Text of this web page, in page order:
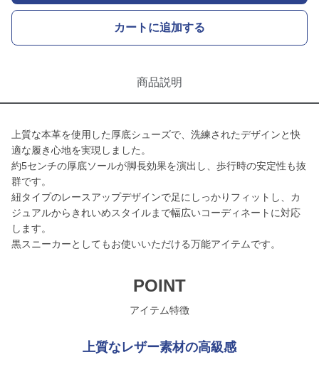
カートに追加する
商品説明
上質な本革を使用した厚底シューズで、洗練されたデザインと快
適な履き心地を実現しました。
約5センチの厚底ソールが脚長効果を演出し、歩行時の安定性も抜
群です。
紐タイプのレースアップデザインで足にしっかりフィットし、カ
ジュアルからきれいめスタイルまで幅広いコーディネートに対応
します。
黒スニーカーとしてもお使いいただける万能アイテムです。
POINT
アイテム特徴
上質なレザー素材の高級感